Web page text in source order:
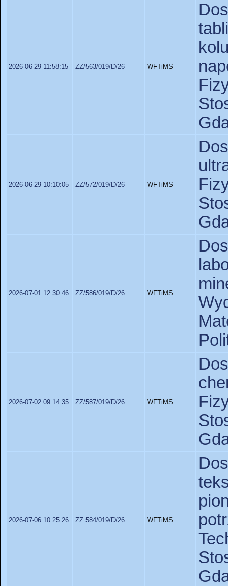
2026-06-29 11:58:15 ZZ/563/019/D/26 WFTiMS
2026-06-29 10:10:05 ZZ/572/019/D/26 WFTiMS
2026-07-01 12:30:46 ZZ/586/019/D/26 WFTiMS
2026-07-02 09:14:35 ZZ/587/019/D/26 WFTiMS
2026-07-06 10:25:26 ZZ 584/019/D/26 WFTiMS